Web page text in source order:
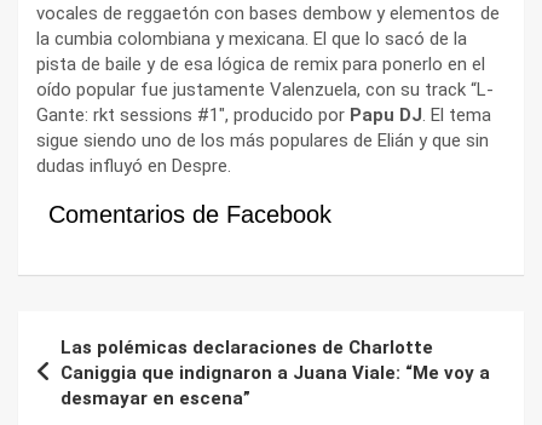
vocales de reggaetón con bases dembow y elementos de
la cumbia colombiana y mexicana. El que lo sacó de la
pista de baile y de esa lógica de remix para ponerlo en el
oído popular fue justamente Valenzuela, con su track “L-
Gante: rkt sessions #1″, producido por Papu DJ. El tema
sigue siendo uno de los más populares de Elián y que sin
dudas influyó en Despre.
Comentarios de Facebook
de
entradas
Las polémicas declaraciones de Charlotte
Caniggia que indignaron a Juana Viale: “Me voy a
desmayar en escena”